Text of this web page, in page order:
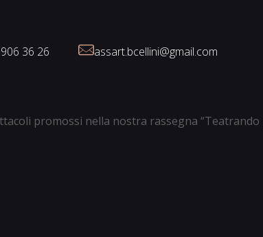
36 26 assart.bcellini@gmail.com
promossi nella nostra rassegna “Teatrando